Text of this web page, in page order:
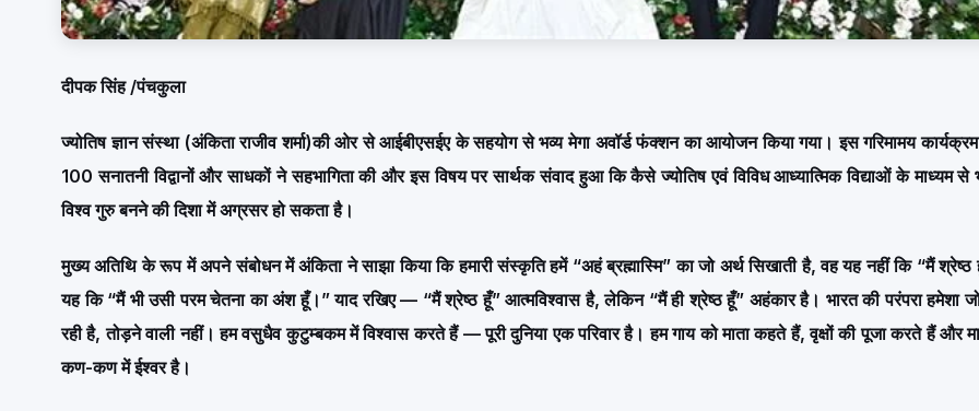
दीपक सिंह /पंचकुला
ज्योतिष ज्ञान संस्था (अंकिता राजीव शर्मा)की ओर से आईबीएसईए के सहयोग से भव्य मेगा अवॉर्ड फंक्शन का आयोजन किया गया। इस गरिमामय
100 सनातनी विद्वानों और साधकों ने सहभागिता की और इस विषय पर सार्थक संवाद हुआ कि कैसे ज्योतिष एवं विविध आध्यात्मिक विद्याओं के माध्यम से
विश्व गुरु बनने की दिशा में अग्रसर हो सकता है।
मुख्य अतिथि के रूप में अपने संबोधन में अंकिता ने साझा किया कि हमारी संस्कृति हमें “अहं ब्रह्मास्मि” का जो अर्थ सिखाती है, वह यह नहीं कि “मैं श्रेष्ठ
यह कि “मैं भी उसी परम चेतना का अंश हूँ।” याद रखिए — “मैं श्रेष्ठ हूँ” आत्मविश्वास है, लेकिन “मैं ही श्रेष्ठ हूँ” अहंकार है। भारत की परंपरा हमेशा
रही है, तोड़ने वाली नहीं। हम वसुधैव कुटुम्बकम में विश्वास करते हैं — पूरी दुनिया एक परिवार है। हम गाय को माता कहते हैं, वृक्षों की पूजा करते हैं और
कण-कण में ईश्वर है।